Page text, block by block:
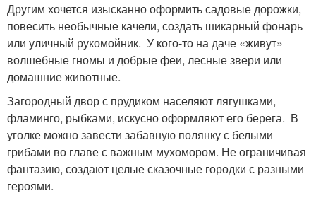
Другим хочется изысканно оформить садовые дорожки,
повесить необычные качели, создать шикарный фонарь
или уличный рукомойник. У кого-то на даче «живут»
волшебные гномы и добрые феи, лесные звери или
домашние животные.
Загородный двор с прудиком населяют лягушками,
фламинго, рыбками, искусно оформляют его берега. В
уголке можно завести забавную полянку с белыми
грибами во главе с важным мухомором. Не ограничивая
фантазию, создают целые сказочные городки с разными
героями.